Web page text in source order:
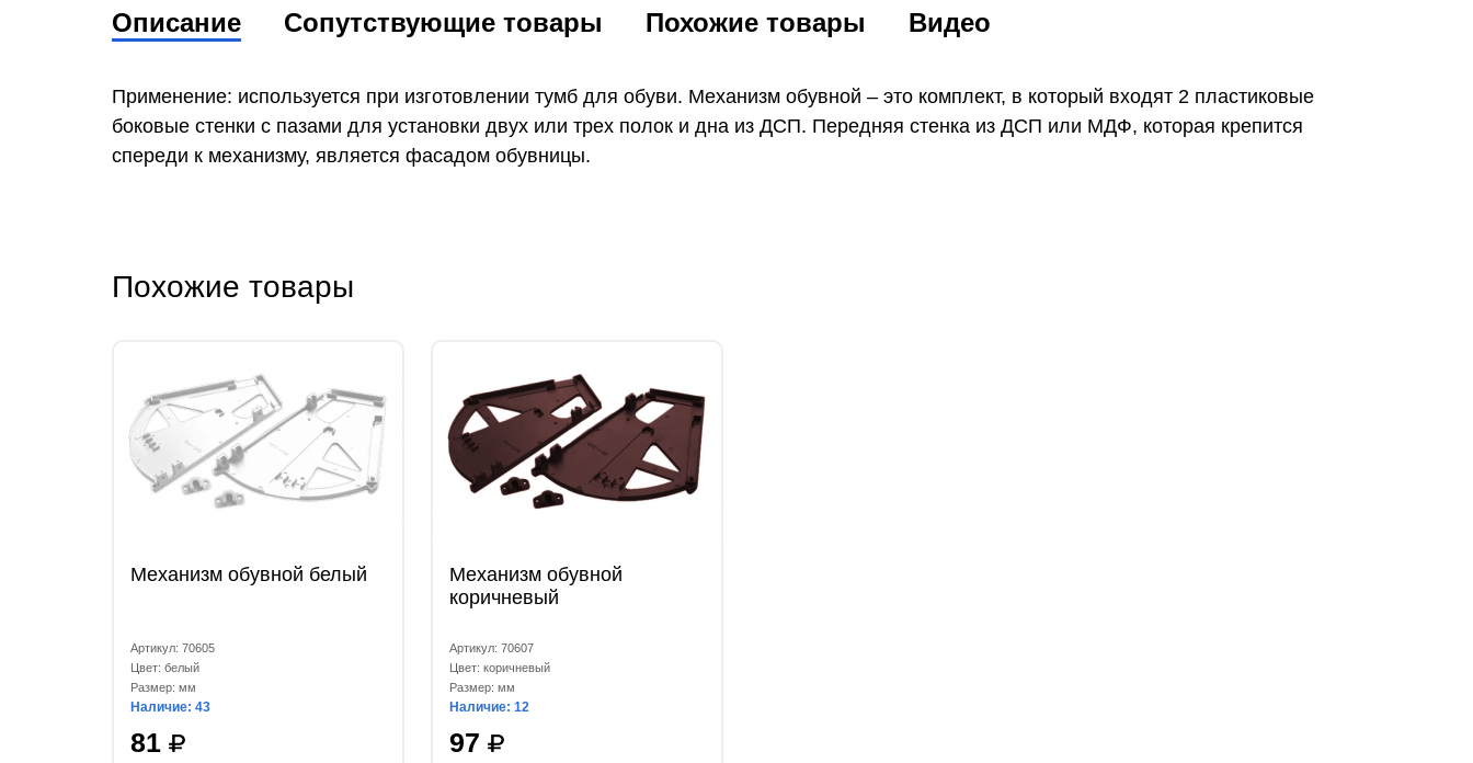
Описание Сопутствующие товары Похожие товары Видео
Применение: используется при изготовлении тумб для обуви. Механизм обувной – это комплект, в который входят 2 пластиковые
боковые стенки с пазами для установки двух или трех полок и дна из ДСП. Передняя стенка из ДСП или МДФ, которая крепится
спереди к механизму, является фасадом обувницы.
Похожие товары
Механизм обувной белый
Артикул: 70605
Цвет: белый
Размер: мм
Наличие: 43
81
Механизм обувной
коричневый
Артикул: 70607
Цвет: коричневый
Размер: мм
Наличие: 12
97